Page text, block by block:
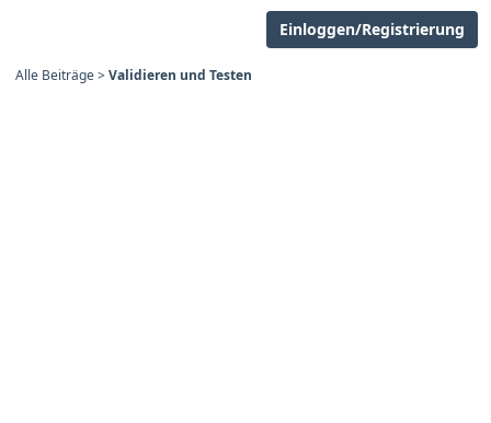
Einloggen/Registrierung
Alle Beiträge>Validieren und Testen